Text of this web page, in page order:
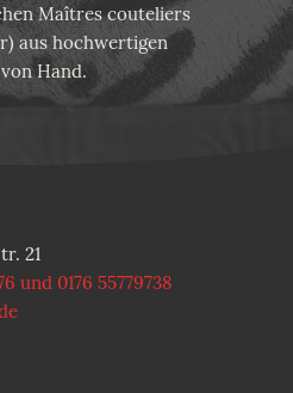
Maîtres couteliers
aus hochwertigen
Hand.
21
und 0176 55779738